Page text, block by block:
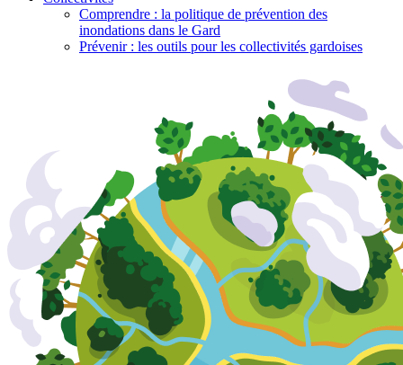
Comprendre : la politique de prévention des
inondations dans le Gard
Prévenir : les outils pour les collectivités gardoises